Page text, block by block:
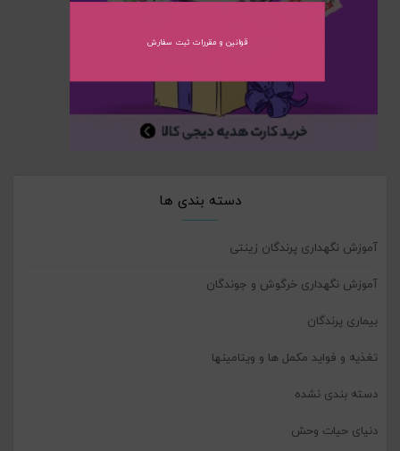
دسته بندی ها
آموزش نگهداری پرندگان زینتی
آموزش نگهداری خرگوش و جوندگان
بیماری پرندگان
تغذیه و فواید مکمل ها و ویتامینها
دسته بندی نشده
دنیای حیات وحش
قوانین و مقررات ثبت سفارش